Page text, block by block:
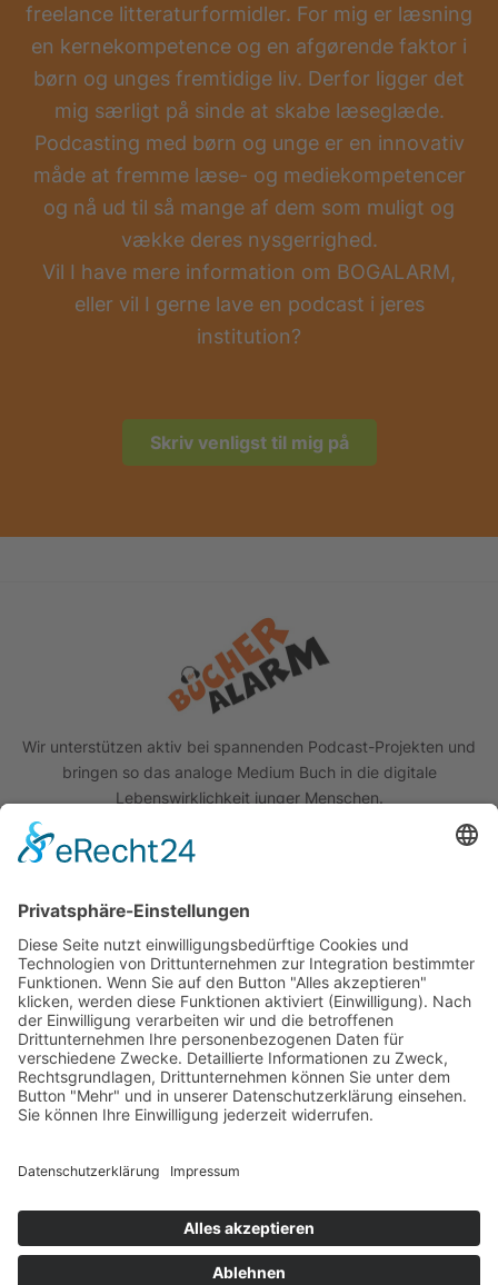
freelance litteraturformidler. For mig er læsning
en kernekompetence og en afgørende faktor i
børn og unges fremtidige liv. Derfor ligger det
mig særligt på sinde at skabe læseglæde.
Podcasting med børn og unge er en innovativ
måde at fremme læse- og mediekompetencer
og nå ud til så mange af dem som muligt og
vække deres nysgerrighed.
Vil I have mere information om BOGALARM,
eller vil I gerne lave en podcast i jeres
institution?
Skriv venligst til mig på
Wir unterstützen aktiv bei spannenden Podcast-Projekten und
bringen so das analoge Medium Buch in die digitale
Lebenswirklichkeit junger Menschen.
Best Practice
Termine
Büchereien
Weiterführende Schulen
Podcast
Abonniere unseren Newsletter
Datenschutzerklärung.